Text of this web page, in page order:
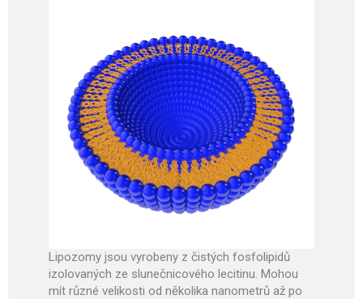
Lipozomy jsou vyrobeny z čistých fosfolipidů
izolovaných ze slunečnicového lecitinu. Mohou
mít různé velikosti od několika nanometrů až po